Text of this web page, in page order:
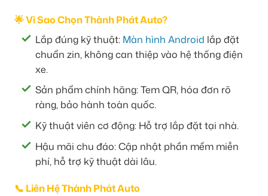
🌟 Vì Sao Chọn Thành Phát Auto?
Lắp đúng kỹ thuật: Màn hình Android lắp đặt
chuẩn zin, không can thiệp vào hệ thống điện
xe.
Sản phẩm chính hãng: Tem QR, hóa đơn rõ
ràng, bảo hành toàn quốc.
Kỹ thuật viên cơ động: Hỗ trợ lắp đặt tại nhà.
Hậu mãi chu đáo: Cập nhật phần mềm miễn
phí, hỗ trợ kỹ thuật dài lâu.
📞 Liên Hệ Thành Phát Auto